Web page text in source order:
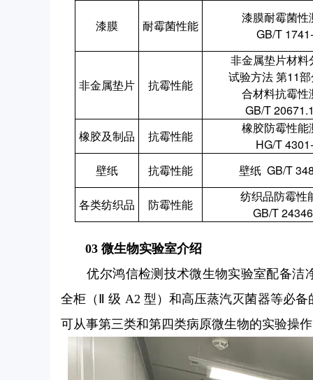
漆膜 耐霉菌性能
漆膜耐霉菌性
GB/T
非金属垫片 抗霉性能
非金属垫片材料
试验方法第11
合材料抗霉性
GB/T
橡胶及制品 抗霉性能
橡胶防霉性能
HG/T
壁纸
抗霉性能 壁纸 GB/T
各类纺织品 防霉性能
纺织品防霉性
GB/T
03 微生物实验室介绍
优尔鸿信检测技术微生物实验室配备洁
全柜（Ⅱ 级 A2 型）和高压蒸汽灭菌器等必
可从事第三类和第四类病原微生物的实验操